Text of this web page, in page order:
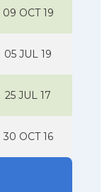
09 OCT 19
05 JUL 19
25 JUL 17
30 OCT 16